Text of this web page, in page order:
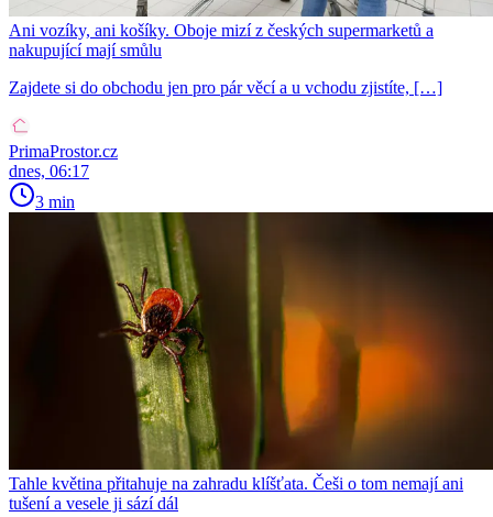
Ani vozíky, ani košíky. Oboje mizí z českých supermarketů a
nakupující mají smůlu
Zajdete si do obchodu jen pro pár věcí a u vchodu zjistíte, […]
PrimaProstor.cz
dnes, 06:17
3 min
Tahle květina přitahuje na zahradu klíšťata. Češi o tom nemají ani
tušení a vesele ji sází dál